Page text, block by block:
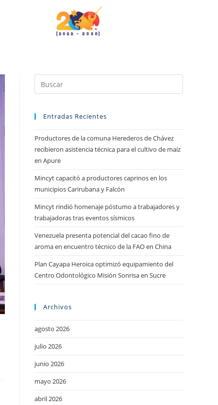
Entradas Recientes
Productores de la comuna Herederos de Chávez
recibieron asistencia técnica para el cultivo de maíz
en Apure
Mincyt capacitó a productores caprinos en los
municipios Carirubana y Falcón
Mincyt rindió homenaje póstumo a trabajadores y
trabajadoras tras eventos sísmicos
Venezuela presenta potencial del cacao fino de
aroma en encuentro técnico de la FAO en China
Plan Cayapa Heroica optimizó equipamiento del
Centro Odontológico Misión Sonrisa en Sucre
Archivos
agosto 2026
julio 2026
junio 2026
mayo 2026
abril 2026